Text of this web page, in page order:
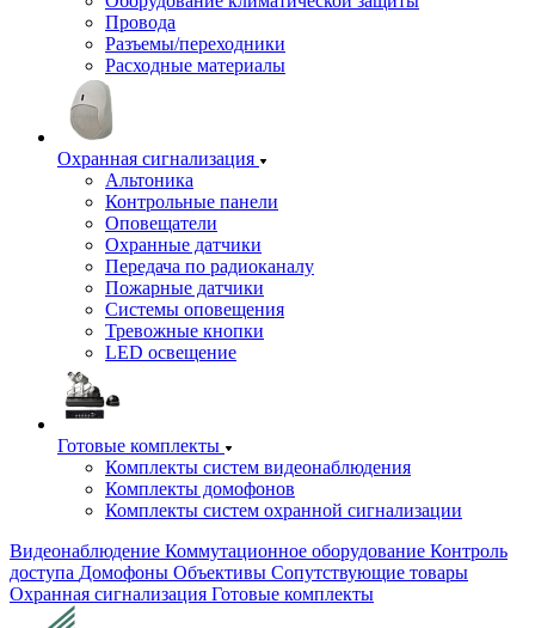
Провода
Разъемы/переходники
Расходные материалы
Охранная сигнализация
Альтоника
Контрольные панели
Оповещатели
Охранные датчики
Передача по радиоканалу
Пожарные датчики
Системы оповещения
Тревожные кнопки
LED освещение
Готовые комплекты
Комплекты систем видеонаблюдения
Комплекты домофонов
Комплекты систем охранной сигнализации
Видеонаблюдение Коммутационное оборудование Контроль
доступа Домофоны Объективы Сопутствующие товары
Охранная сигнализация Готовые комплекты